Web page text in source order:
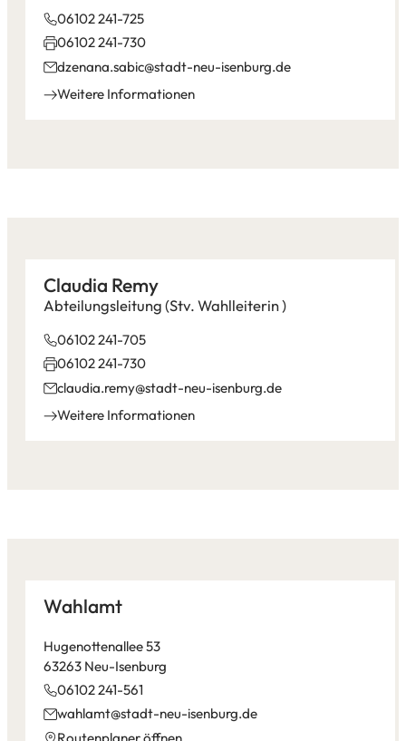
06102 241-725
06102 241-730
dzenana.sabic stadt-neu-isenburg de
Weitere Informationen
Claudia Remy
Abteilungsleitung (Stv. Wahlleiterin )
06102 241-705
06102 241-730
claudia.remy stadt-neu-isenburg de
Weitere Informationen
Wahlamt
Hugenottenallee 53
63263 Neu-Isenburg
06102 241-561
wahlamt stadt-neu-isenburg de